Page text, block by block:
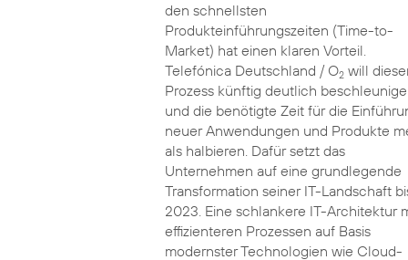
den schnellsten
Produkteinführungszeiten (Time-to-
Market) hat einen klaren Vorteil.
Telefónica Deutschland / O2will
Prozess künftig deutlich
und die benötigte Zeit für die
neuer Anwendungen und Produkte
als halbieren. Dafür setzt das
Unternehmen auf eine grundlegende
Transformation seiner IT-Landschaft
2023. Eine schlankere IT-Architektur
effizienteren Prozessen auf Basis
modernster Technologien wie Cloud-